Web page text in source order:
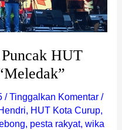
HUT
/Tinggalkan Komentar /
, HUT Kota Curup,
, pesta rakyat, wika